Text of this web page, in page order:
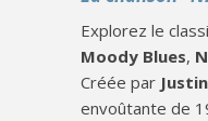
Explorez le
Moody Blues,
Créée par
envoûtante de